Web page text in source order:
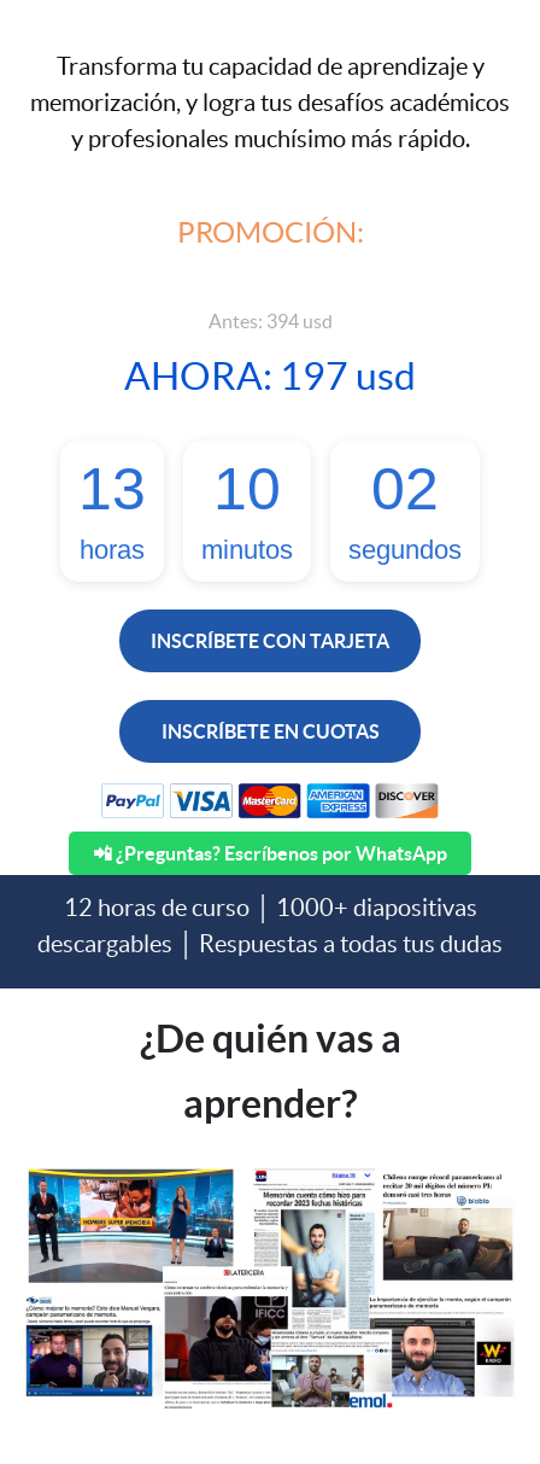
Transforma tu capacidad de aprendizaje y
memorización, y logra tus desafíos académicos
y profesionales muchísimo más rápido.
PROMOCIÓN:
Antes: 394 usd
AHORA: 197 usd
13
horas
10
minutos
01
segundos
INSCRÍBETE CON TARJETA
INSCRÍBETE EN CUOTAS
📲 ¿Preguntas? Escríbenos por WhatsApp
12 horas de curso │ 1000+ diapositivas
descargables │ Respuestas a todas tus dudas
¿De quién vas a
aprender?